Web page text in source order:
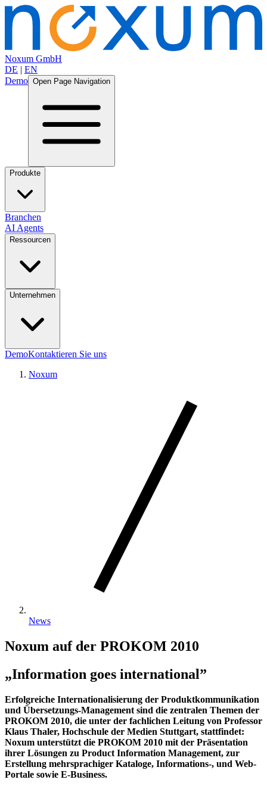
Noxum GmbH
DE | EN
Demo Open Page Navigation
Produkte
Branchen
AI Agents
Ressourcen
Unternehmen
DemoKontaktieren Sie uns
Noxum
News
Noxum auf der PROKOM 2010
„Information goes international”
Erfolgreiche Internationalisierung der Produktkommunikation
und Übersetzungs-Management sind die zentralen Themen der
PROKOM 2010, die unter der fachlichen Leitung von Professor
Klaus Thaler, Hochschule der Medien Stuttgart, stattfindet:
Noxum unterstützt die PROKOM 2010 mit der Präsentation
ihrer Lösungen zu Product Information Management, zur
Erstellung mehrsprachiger Kataloge, Informations-, und Web-
Portale sowie E-Business.